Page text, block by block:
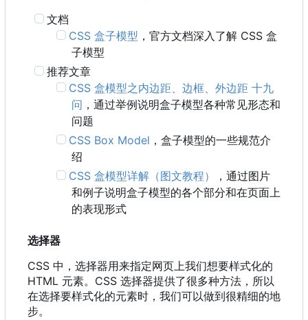
文档
CSS 盒子模型 ，官方文档深入了解 CSS 盒
子模型
推荐文章
CSS 盒模型之内边距、边框、外边距 十九
问 ，通过举例说明盒子模型各种常见形态和
问题
CSS Box Model ，盒子模型的一些规范介
绍
CSS 盒模型详解（图文教程）
，通过图片
和例子说明盒子模型的各个部分和在页面上
的表现形式
选择器
CSS 中，选择器用来指定网页上我们想要样式化的
HTML 元素。CSS 选择器提供了很多种方法，所以
在选择要样式化的元素时，我们可以做到很精细的地
步。